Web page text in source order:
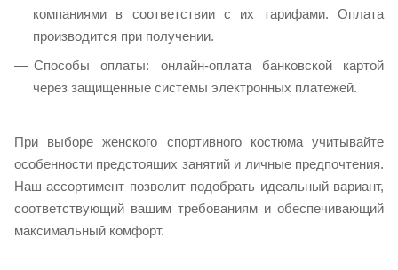
компаниями в соответствии с их тарифами. Оплата
производится при получении.​
Способы оплаты: онлайн-оплата банковской картой
через защищенные системы электронных платежей.​
При выборе женского спортивного костюма учитывайте
особенности предстоящих занятий и личные предпочтения.
Наш ассортимент позволит подобрать идеальный вариант,
соответствующий вашим требованиям и обеспечивающий
максимальный комфорт.